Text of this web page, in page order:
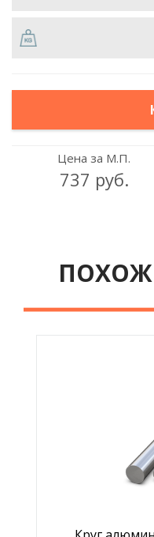
Цена за М.П.
737 руб.